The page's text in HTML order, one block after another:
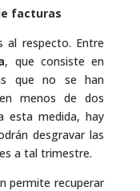
facturas
al respecto. Entre
, que consiste en
que no se han
menos de dos
esta medida, hay
desgravar las
a tal trimestre.
permite recuperar